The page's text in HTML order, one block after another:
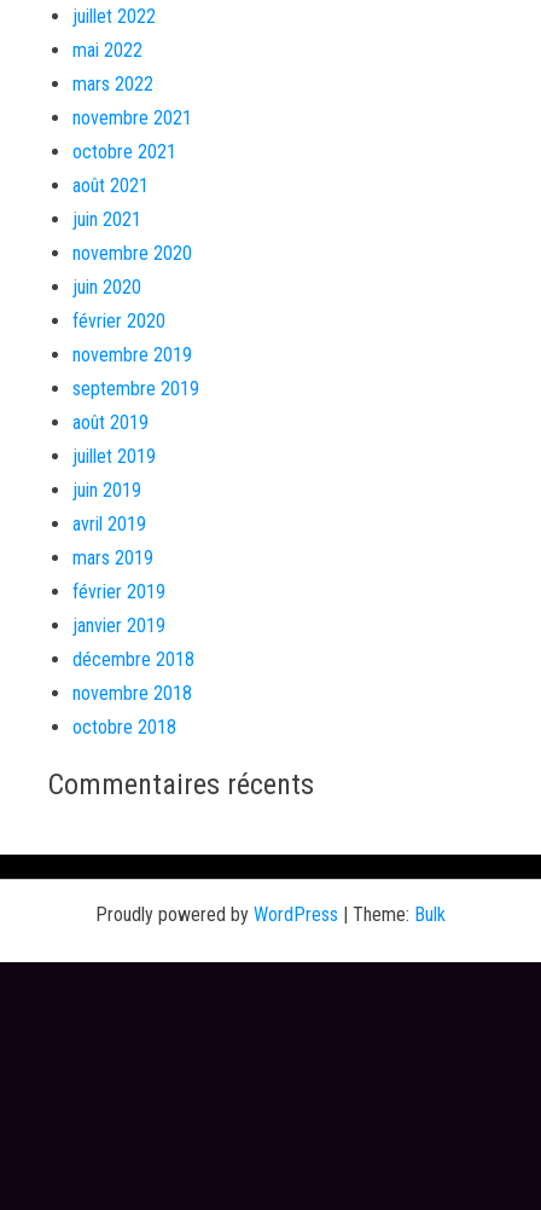
juillet 2022
mai 2022
mars 2022
novembre 2021
octobre 2021
août 2021
juin 2021
novembre 2020
juin 2020
février 2020
novembre 2019
septembre 2019
août 2019
juillet 2019
juin 2019
avril 2019
mars 2019
février 2019
janvier 2019
décembre 2018
novembre 2018
octobre 2018
Commentaires récents
Proudly powered by WordPress | Theme: Bulk